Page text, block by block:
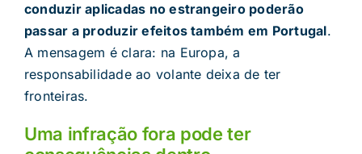
conduzir aplicadas no estrangeiro poderão
passar a produzir efeitos também em Portugal.
A mensagem é clara: na Europa, a
responsabilidade ao volante deixa de ter
fronteiras.
Uma infração fora pode ter